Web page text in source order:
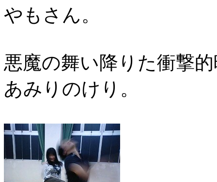
やもさん。
悪魔の舞い降りた衝撃
あみりのけり。